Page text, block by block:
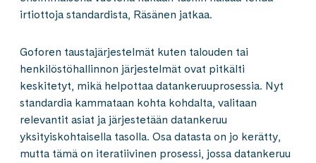
irtiottoja standardista, Räsänen jatkaa.
Goforen taustajärjestelmät kuten talouden tai
henkilöstöhallinnon järjestelmät ovat pitkälti
keskitetyt, mikä helpottaa datankeruuprosessia. Nyt
standardia kammataan kohta kohdalta, valitaan
relevantit asiat ja järjestetään datankeruu
yksityiskohtaisella tasolla. Osa datasta on jo kerätty,
mutta tämä on iteratiivinen prosessi, jossa datankeruu